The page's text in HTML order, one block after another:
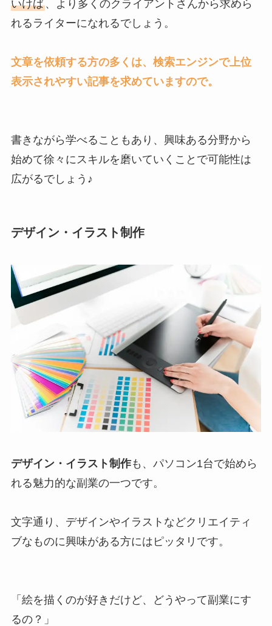
いけば、より多くのクライアントさんから求めら
れるライターになれるでしょう。
文章を依頼する方の多くは、検索エンジンで上位
表示されやすい記事を求めていますので。
書きながら学べることもあり、興味ある分野から
始めて徐々にスキルを磨いていくことで可能性は
広がるでしょう♪
デザイン・イラスト制作
デザイン・イラスト制作も、パソコン1台で始めら
れる魅力的な副業の一つです。
文字通り、デザインやイラストなどクリエイティ
ブなものに興味がある方にはピッタリです。
「絵を描くのが好きだけど、どうやって副業にす
るの？」